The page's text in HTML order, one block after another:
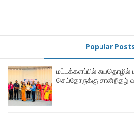
Popular Posts
மட்டக்களப்பில் சுயதொழில்
செய்தோருக்கு சான்றிதழ்